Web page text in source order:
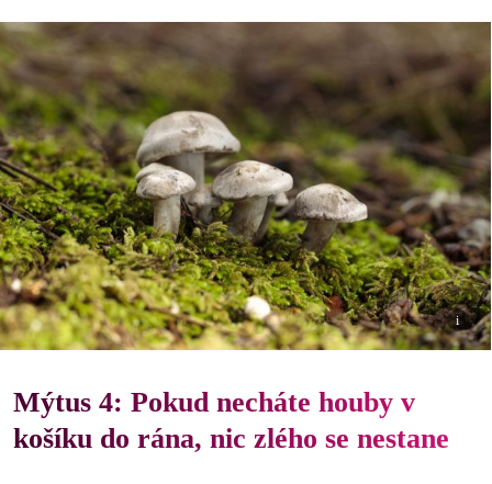
i
Mýtus 4: Pokud necháte houby v
košíku do rána, nic zlého se nestane